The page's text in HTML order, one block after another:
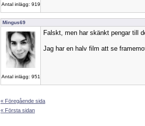
Antal inlägg: 919
Mingus69
Antal inlägg: 951
Falskt, men har skänkt pengar till
Jag har en halv film att se
« Föregående sida
« Första sidan